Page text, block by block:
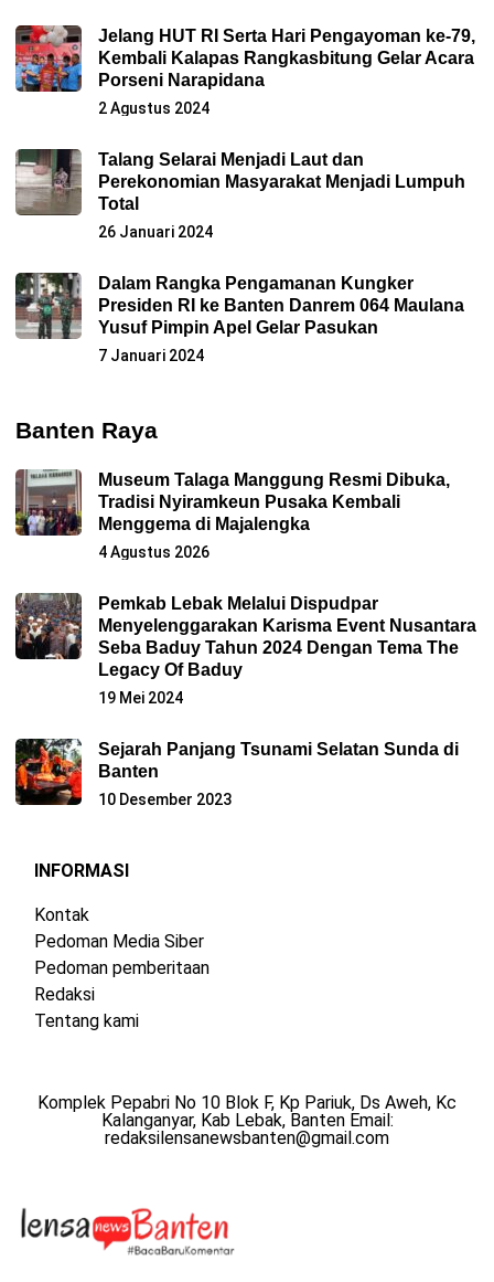
Jelang HUT RI Serta Hari Pengayoman ke-79,
Kembali Kalapas Rangkasbitung Gelar Acara
Porseni Narapidana
2 Agustus 2024
Talang Selarai Menjadi Laut dan
Perekonomian Masyarakat Menjadi Lumpuh
Total
26 Januari 2024
Dalam Rangka Pengamanan Kungker
Presiden RI ke Banten Danrem 064 Maulana
Yusuf Pimpin Apel Gelar Pasukan
7 Januari 2024
Banten Raya
Museum Talaga Manggung Resmi Dibuka,
Tradisi Nyiramkeun Pusaka Kembali
Menggema di Majalengka
4 Agustus 2026
Pemkab Lebak Melalui Dispudpar
Menyelenggarakan Karisma Event Nusantara
Seba Baduy Tahun 2024 Dengan Tema The
Legacy Of Baduy
19 Mei 2024
Sejarah Panjang Tsunami Selatan Sunda di
Banten
10 Desember 2023
INFORMASI
Kontak
Pedoman Media Siber
Pedoman pemberitaan
Redaksi
Tentang kami
Komplek Pepabri No 10 Blok F, Kp Pariuk, Ds Aweh, Kc
Kalanganyar, Kab Lebak, Banten Email:
redaksilensanewsbanten@gmail.com